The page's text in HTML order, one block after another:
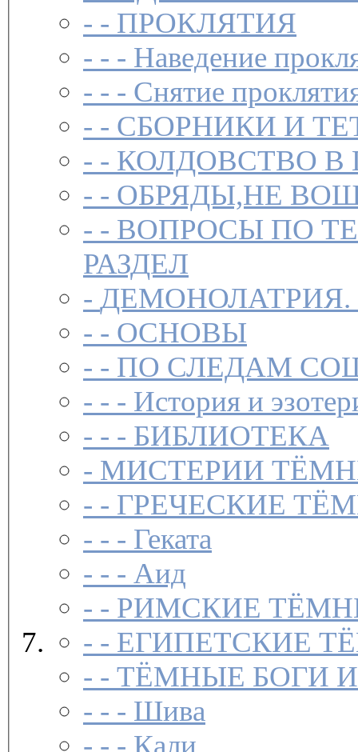
- - ПРОКЛЯТИЯ
- - - Наведение
- - - Снятие
- - СБОРНИКИ И
- - КОЛДОВСТВО В
- - ОБРЯДЫ,НЕ
- - ВОПРОСЫ ПО
РАЗДЕЛ
-
- - ОСНОВЫ
- - ПО СЛЕДАМ
- - - История и
- - - БИБЛИОТЕКА
- МИСТЕРИИ
- - ГРЕЧЕСКИЕ
- - - Геката
- - - Аид
- - РИМСКИЕ
- - ЕГИПЕТСКИЕ
- - ТЁМНЫЕ БОГИ
- - - Шива